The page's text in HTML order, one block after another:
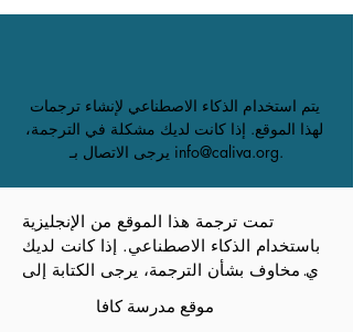
يتم استخدام الذكاء الاصطناعي لإنشاء ترجمات
لهذا الموقع. إذا كانت لديك مشكلة في الترجمة،
يرجى الاتصال بـ info@caliva.org.
تمت ترجمة هذا الموقع من الإنجليزية
باستخدام الذكاء الاصطناعي. إذا كانت لديك
أي مخاوف بشأن الترجمة، يرجى الكتابة إلى
info@caliva.org.موقع مدرسة كافا